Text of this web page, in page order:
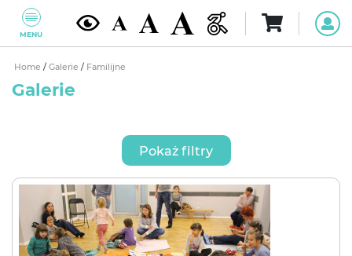
MENU
Home / Galerie / Familijne
Galerie
Pokaż filtry